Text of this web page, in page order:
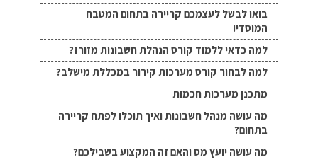
בואו לבשל לעצמכם קריירה בתחום המטבח
המוסדי!
למה כדאי ללמוד קורס הנהלת חשבונות מזורז?
למה לבחור קורס מערכות קירור במכללת מישלב?
מתכנן מערכות חכמות
מה עושה מנהל חשבונות ואיך תוכלו לפתח קריירה
בתחום?
מה עושה יועץ מס והאם זה המקצוע בשבילכם?